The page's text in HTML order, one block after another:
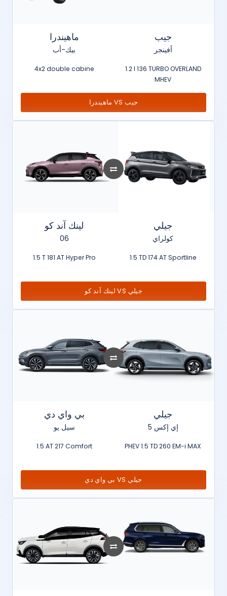
ماهيندرا
بيك-أب
4x2 double cabine
جيب
أفينجر
1.2 l 136 TURBO OVERLAND
MHEV
ماهيندرا VS جيب
لينك آند كو
06
1.5 T 181 AT Hyper Pro
جيلي
كولراي
1.5 TD 174 AT Sportline
لينك آند كو VS جيلي
بي واي دي
سيل يو
1.5 AT 217 Comfort
جيلي
إي إكس 5
PHEV 1.5 TD 260 EM-i MAX
بي واي دي VS جيلي